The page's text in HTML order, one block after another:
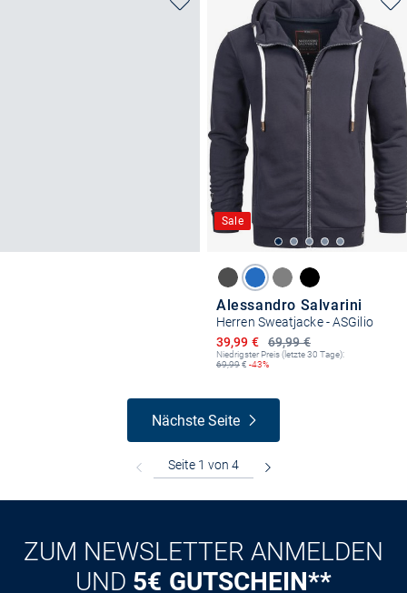
Sale
Alessandro Salvarini
Herren Sweatjacke - ASGilio
69,99 €
Ermäßigter Preis
39,99 €
Niedrigster Preis (letzte 30 Tage):
69,99€ -43%
Nächste Seite
ZUM NEWSLETTER ANMELDEN
UND 5€ GUTSCHEIN**